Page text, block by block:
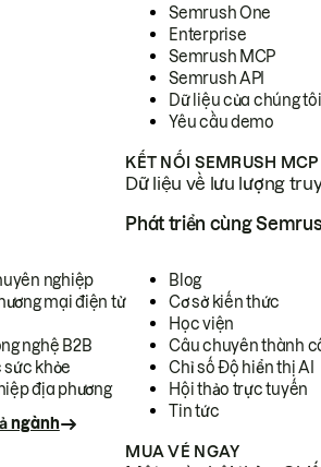
Semrush One
Enterprise
Semrush MCP
Semrush API
Dữ liệu của chúng tôi
Yêu cầu demo
KẾT NỐI SEMRUSH MCP
Dữ liệu về lưu lượng
nghiệp
mại điện tử
nghệ B2B
sức khỏe
địa phương
ngành
Phát triển cùng
Blog
Cơ sở kiến thức
Học viện
Câu chuyên thành
Chỉ số Độ hiển thị AI
Hội thảo trực tuyến
Tin tức
MUA VÉ NGAY